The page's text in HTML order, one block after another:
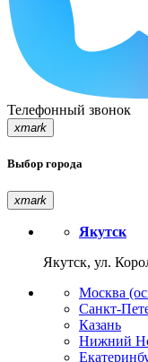
Телефонный звонок
xmark
Выбор города
xmark
Якутск
Якутск, ул.
Москва
Санкт-
Казань
Нижний